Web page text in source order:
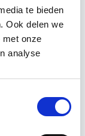
te bieden
Ook delen we
met onze
analyse
en
naar